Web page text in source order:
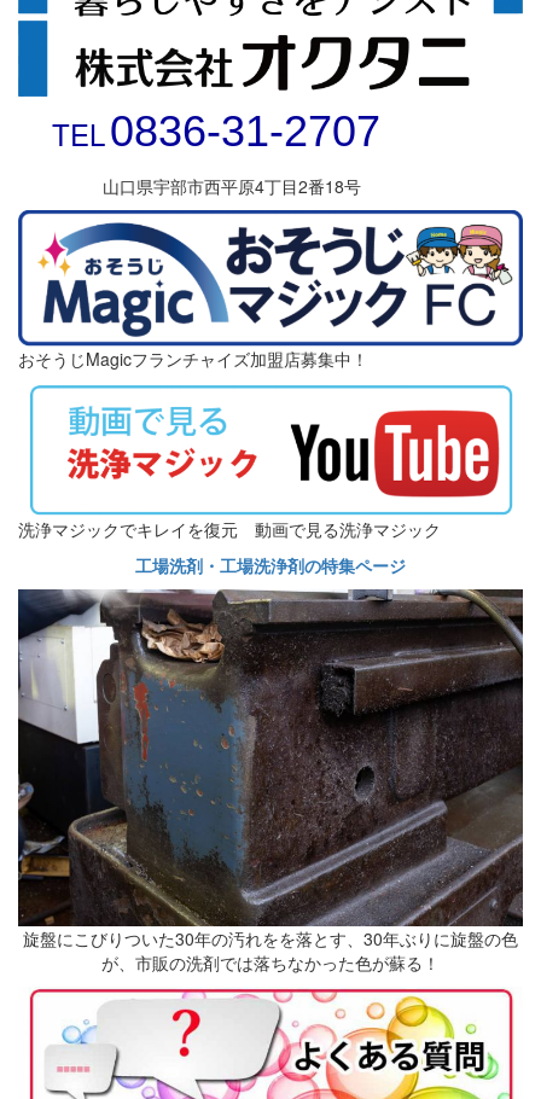
TEL0836-31-2707
山口県宇部市西平原4丁目2番18号
おそうじMagicフランチャイズ加盟店募集中！
洗浄マジックでキレイを復元 動画で見る洗浄マジック
工場洗剤・工場洗浄剤の特集ページ
旋盤にこびりついた30年の汚れをを落とす、30年ぶりに旋盤の色
が、市販の洗剤では落ちなかった色が蘇る！